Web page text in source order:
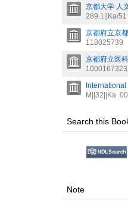
京都大学 人
289.1||Ka/51
京都府立京
118025739
京都府立医
1000167323
M||32||Ka
Search this
Note